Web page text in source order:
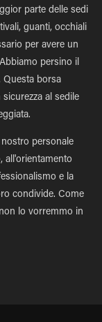
parte delle sedi
guanti, occhiali
per avere un
persino il
Questa borsa
al sedile
personale
all'orientamento
e la
condivide. Come
lo vorremmo in